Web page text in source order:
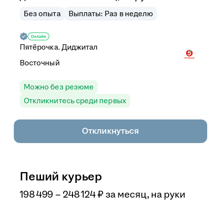
Без опыта Выплаты: Раз в неделю
Пятёрочка. Диджитал
Восточный
Можно без резюме
Откликнитесь среди первых
Откликнуться
Пеший курьер
198 499 – 248 124₽ за месяц, на руки